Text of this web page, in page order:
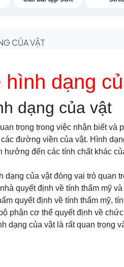
CỦA VẬT
hình dạng
dạng của vật
trọng trong việc nhận biết và
đường viền của vật. Hình
hưởng đến các tính chất khác
dạng của vật đóng vai trò quan
quyết định về tính thẩm mỹ
quyết định về tính thẩm mỹ,
phận cơ thể quyết định về
dạng của vật là rất quan trọng